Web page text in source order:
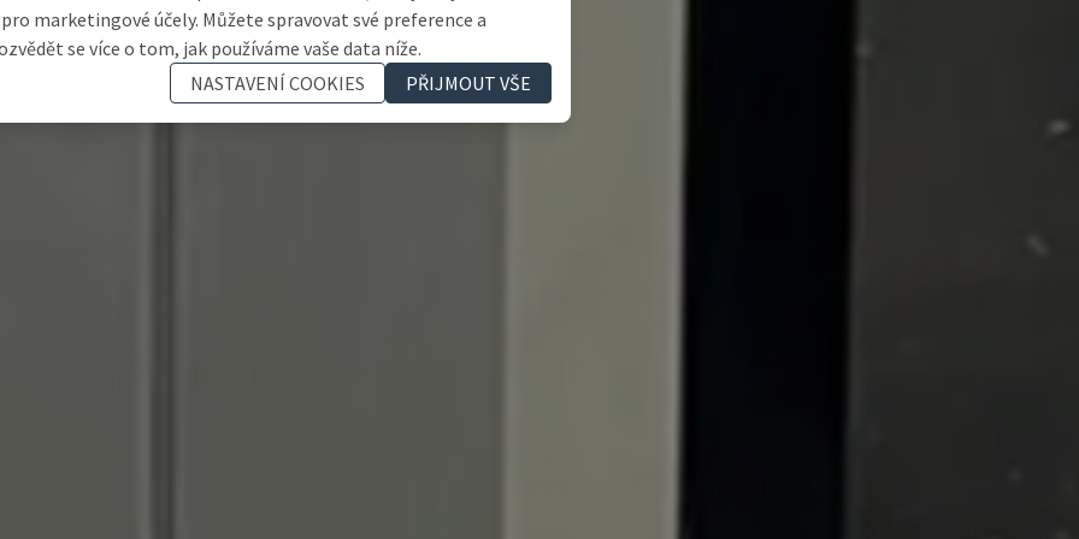
marketingové účely. Můžete spravovat své preference a
se více o tom, jak používáme vaše data níže.
NASTAVENÍ COOKIES
PŘIJMOUT VŠE